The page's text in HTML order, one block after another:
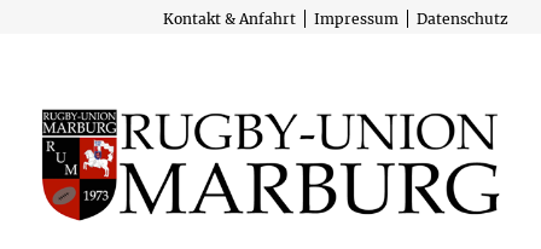
Kontakt & Anfahrt Impressum Datenschutz